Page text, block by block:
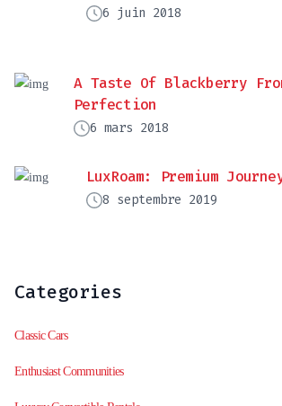
6 juin 2018
A Taste Of Blackberry
Perfection
6 mars 2018
LuxRoam: Premium
8 septembre 2019
Categories
Classic Cars
Enthusiast Communities